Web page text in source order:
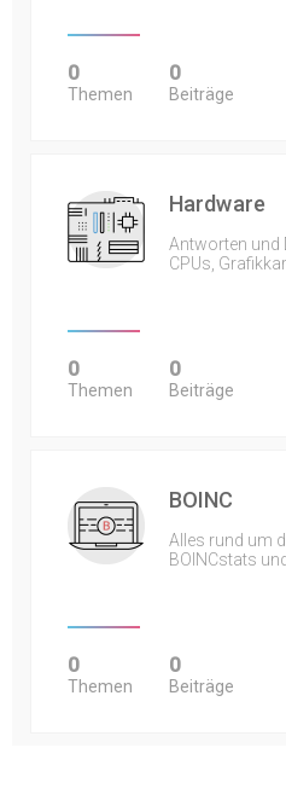
0
Themen
0
Beiträge
Hardware
Antworten und
CPUs,
0
Themen
0
Beiträge
BOINC
Alles rund um
BOINCstats
0
Themen
0
Beiträge